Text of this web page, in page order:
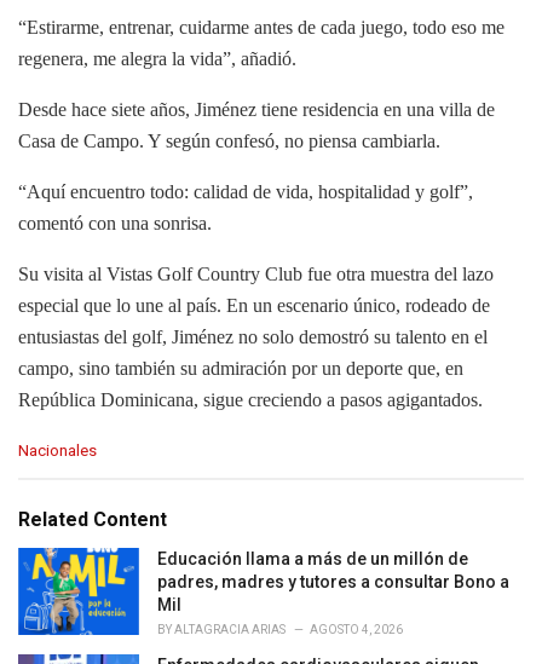
“Estirarme, entrenar, cuidarme antes de cada juego, todo eso me
regenera, me alegra la vida”, añadió.
Desde hace siete años, Jiménez tiene residencia en una villa de
Casa de Campo. Y según confesó, no piensa cambiarla.
“Aquí encuentro todo: calidad de vida, hospitalidad y golf”,
comentó con una sonrisa.
Su visita al Vistas Golf Country Club fue otra muestra del lazo
especial que lo une al país. En un escenario único, rodeado de
entusiastas del golf, Jiménez no solo demostró su talento en el
campo, sino también su admiración por un deporte que, en
República Dominicana, sigue creciendo a pasos agigantados.
C
e
e
Nacionales
Related Content
Educación llama a más de un millón de
padres, madres y tutores a consultar Bono a
Mil
BYALTAGRACIA ARIAS AGOSTO 4, 2026